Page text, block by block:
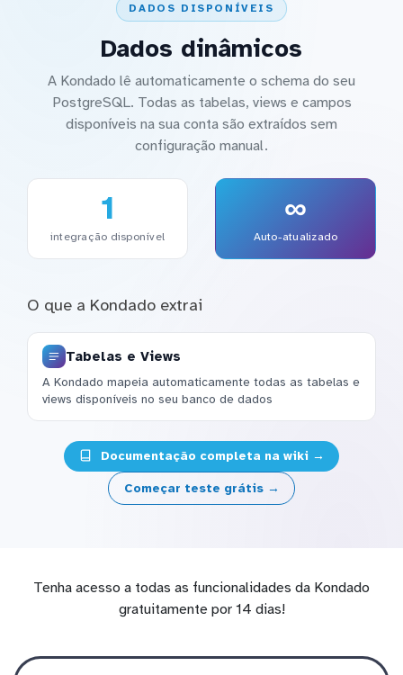
DADOS DISPONÍVEIS
Dados dinâmicos
A Kondado lê automaticamente o schema do seu
PostgreSQL. Todas as tabelas, views e campos
disponíveis na sua conta são extraídos sem
configuração manual.
1
integração disponível
∞
Auto-atualizado
O que a Kondado extrai
Tabelas e Views
A Kondado mapeia automaticamente todas as tabelas e
views disponíveis no seu banco de dados
Documentação completa na wiki →
Começar teste grátis →
Tenha acesso a todas as funcionalidades da Kondado
gratuitamente por 14 dias!